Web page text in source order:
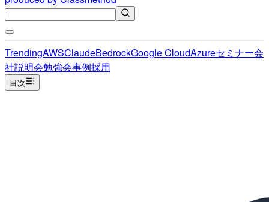
TrendingAWSClaudeBedrockGoogle CloudAzureセミナー会
社説明会勉強会事例採用
目次